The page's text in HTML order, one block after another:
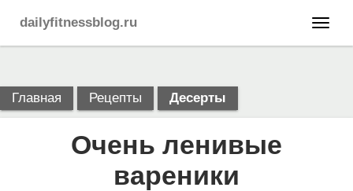
dailyfitnessblog.ru
Главная Рецепты Десерты
Очень ленивые
вареники